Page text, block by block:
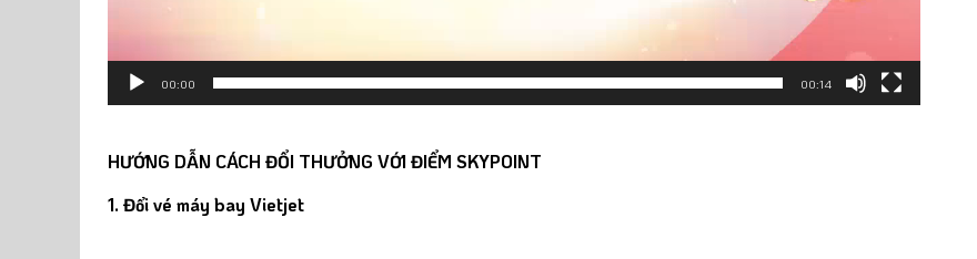
00:00 00:14
HƯỚNG DẪN CÁCH ĐỔI THƯỞNG VỚI ĐIỂM SKYPOINT
1. Đổi vé máy bay Vietjet